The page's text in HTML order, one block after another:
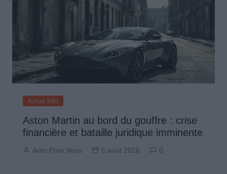
Actus Info
Aston Martin au bord du gouffre : crise
financière et bataille juridique imminente
Auto Pour Vous 5 août 2026 0